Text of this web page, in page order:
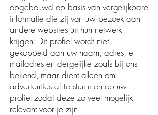
opgebouwd op basis van vergelijkbare
informatie die zij van uw bezoek aan
andere websites uit hun netwerk
krijgen. Dit profiel wordt niet
gekoppeld aan uw naam, adres, e-
mailadres en dergelijke zoals bij ons
bekend, maar dient alleen om
advertenties af te stemmen op uw
profiel zodat deze zo veel mogelijk
relevant voor je zijn.